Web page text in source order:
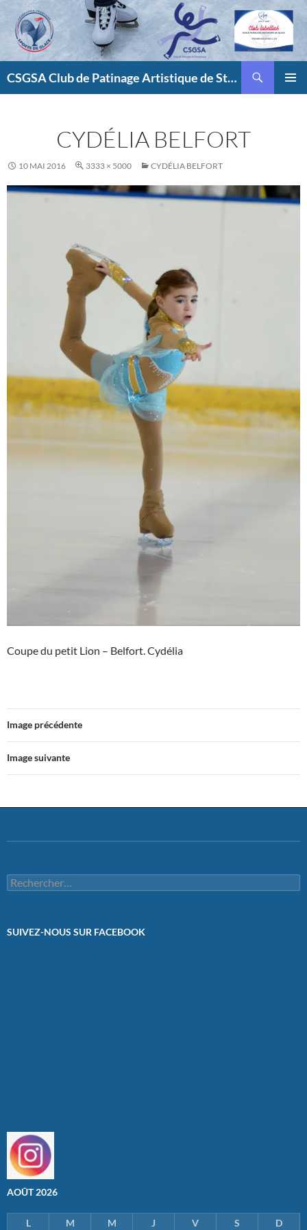
contenu
CSGSA Club de Patinage Artistique de Strasbourg
CYDÉLIA BELFORT
10 MAI 2016 3333 × 5000 CYDÉLIA BELFORT
Coupe du petit Lion – Belfort. Cydélia
Image précédente
Image suivante
Rechercher :
SUIVEZ-NOUS SUR FACEBOOK
AOÛT 2026
L M M J V S D